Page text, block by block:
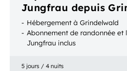
Jungfrau depuis
Hébergement à Grindelwald
Abonnement de randonnée et
Jungfrau inclus
5 jours / 4 nuits